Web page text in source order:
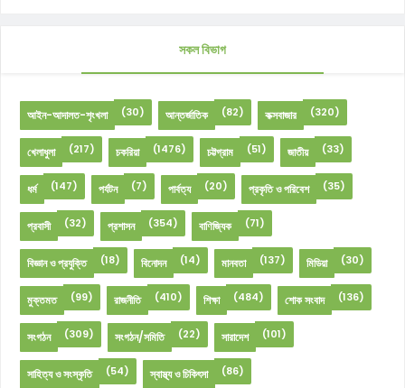
সকল বিভাগ
আইন-আদালত-শৃংখলা (30) আন্তর্জাতিক (82) কক্সবাজার (320)
খেলাধুলা (217) চকরিয়া (1476) চট্টগ্রাম (51) জাতীয় (33)
ধর্ম (147) পর্যটন (7) পার্বত্য (20) প্রকৃতি ও পরিবেশ (35)
প্রবাসী (32) প্রশাসন (354) বাণিজ্যিক (71)
বিজ্ঞান ও প্রযুক্তি (18) বিনোদন (14) মানবতা (137) মিডিয়া (30)
মুক্তমত (99) রাজনীতি (410) শিক্ষা (484) শোক সংবাদ (136)
সংগঠন (309) সংগঠন/সমিতি (22) সারাদেশ (101)
সাহিত্য ও সংস্কৃতি (54) স্বাস্থ্য ও চিকিৎসা (86)